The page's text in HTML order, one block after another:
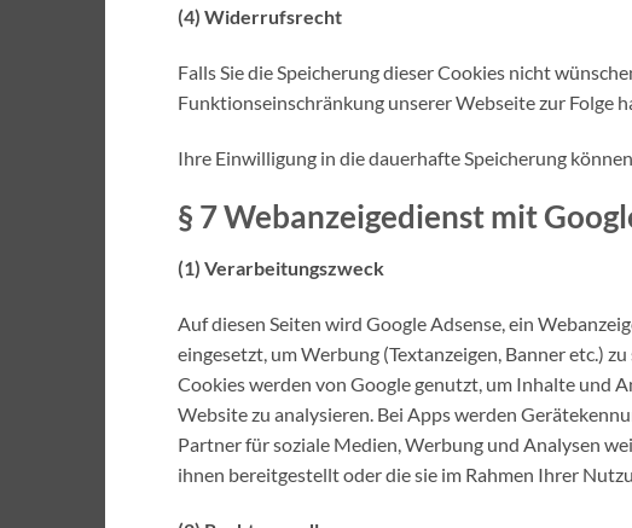
(4) Widerrufsrecht
Falls Sie die Speicherung dieser Cookies nicht
Funktionseinschränkung unserer Webseite zur Folge
Ihre Einwilligung in die dauerhafte Speicherung
§ 7 Webanzeigedienst mit
(1) Verarbeitungszweck
Auf diesen Seiten wird Google Adsense, ein
eingesetzt, um Werbung (Textanzeigen, Banner etc.)
Cookies werden von Google genutzt, um Inhalte und
Website zu analysieren. Bei Apps werden
Partner für soziale Medien, Werbung und Analysen
ihnen bereitgestellt oder die sie im Rahmen Ihrer